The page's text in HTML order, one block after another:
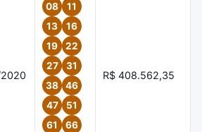
08
11
13
16
19
22
27
31
38
46
47
51
61
66
R$ 408.562,35